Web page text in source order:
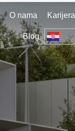
O nama Karijera
Blog